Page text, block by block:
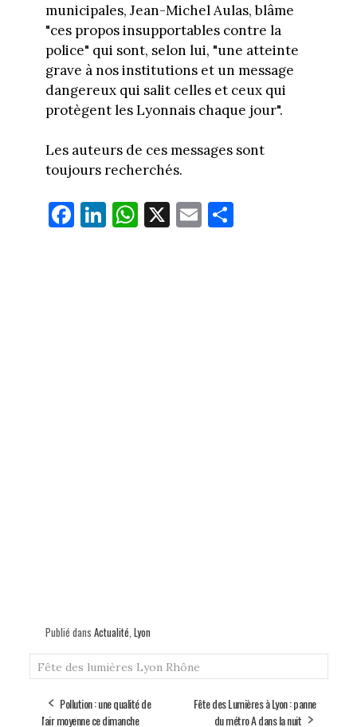
municipales, Jean-Michel Aulas, blâme
"ces propos insupportables contre la
police" qui sont, selon lui, "une atteinte
grave à nos institutions et un message
dangereux qui salit celles et ceux qui
protègent les Lyonnais chaque jour".
Les auteurs de ces messages sont
toujours recherchés.
Fa
ce
Li
nk
W
ha
X E
m
Pa
rt
Publié dans Actualité Lyon
Fête des lumières Lyon Rhône
Pollution : une qualité de
l'air moyenne ce dimanche
Fête des Lumières à Lyon : panne
du métro A dans la nuit